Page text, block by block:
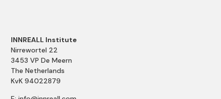
INNREALL Institute
Nirrewortel 22
3453 VP De Meern
The Netherlands
KvK 94022879